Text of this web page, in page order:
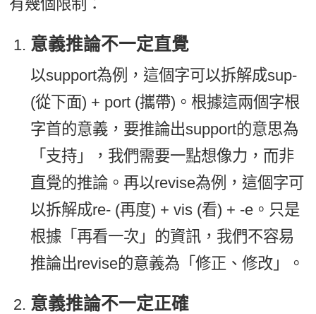
有幾個限制：
意義推論不一定直覺
以support為例，這個字可以拆解成sup-
(從下面) + port (攜帶)。根據這兩個字根
字首的意義，要推論出support的意思為
「支持」，我們需要一點想像力，而非
直覺的推論。再以revise為例，這個字可
以拆解成re- (再度) + vis (看) + -e。只是
根據「再看一次」的資訊，我們不容易
推論出revise的意義為「修正、修改」。
意義推論不一定正確